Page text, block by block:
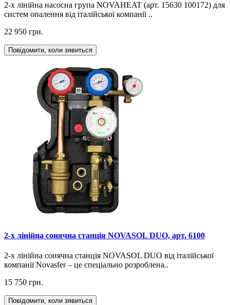
2-х лінійна насосна група NOVAHEAT (арт. 15630 100172) для
систем опалення від італійської компанії ..
22 950 грн.
Повідомити, коли зявиться
2-х лінійна сонячна станція NOVASOL DUO, арт. 6100
2-х лінійна сонячна станція NOVASOL DUO від італійської
компанії Novasfer – це спеціально розроблена..
15 750 грн.
Повідомити, коли зявиться